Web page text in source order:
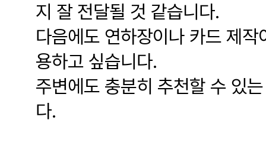
지 잘 전달될 것 같습니다.
다음에도 연하장이나 카드 제
용하고 싶습니다.
주변에도 충분히 추천할 수 있
다.